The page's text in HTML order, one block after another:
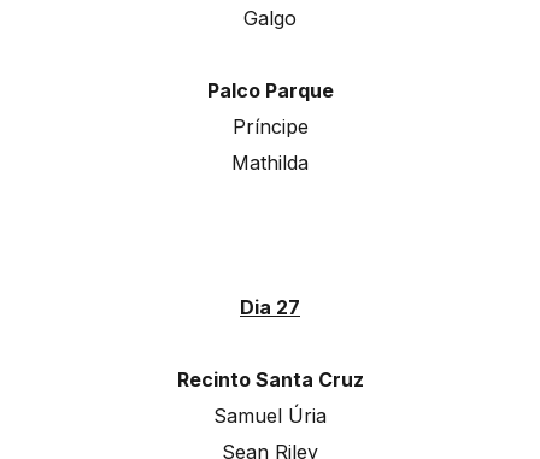
Galgo
Palco Parque
Príncipe
Mathilda
Dia 27
Recinto Santa Cruz
Samuel Úria
Sean Riley